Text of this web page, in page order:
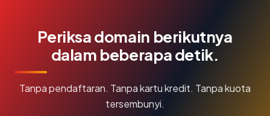
Periksa domain berikutnya
dalam beberapa detik.
Tanpa pendaftaran. Tanpa kartu kredit. Tanpa kuota
tersembunyi.